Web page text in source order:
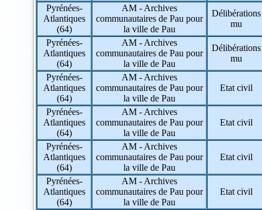
Pyrénées-
Atlantiques
(64)
AM - Archives
communautaires de Pau pour
la ville de Pau
Délibérations
mu
Pyrénées-
Atlantiques
(64)
AM - Archives
communautaires de Pau pour
la ville de Pau
Délibérations
mu
Pyrénées-
Atlantiques
(64)
AM - Archives
communautaires de Pau pour
la ville de Pau
Etat civil
Pyrénées-
Atlantiques
(64)
AM - Archives
communautaires de Pau pour
la ville de Pau
Etat civil
Pyrénées-
Atlantiques
(64)
AM - Archives
communautaires de Pau pour
la ville de Pau
Etat civil
Pyrénées-
Atlantiques
(64)
AM - Archives
communautaires de Pau pour
la ville de Pau
Etat civil